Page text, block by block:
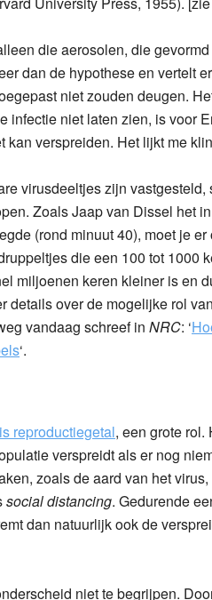
die aerosolen, die
dan de hypothese en vertelt
niet zouden deugen.
infectie niet laten zien, is voor
verspreiden. Het lijkt me
virusdeeltjes zijn vastgesteld,
Zoals Jaap van Dissel het
(rond minuut 40), moet je
die een 100 tot 1000
miljoenen keren kleiner is en
details over de mogelijke rol
vandaag schreef in NRC: ‘
‘.
reproductiegetal, een grote rol.
verspreidt als er nog
zoals de aard van het
social distancing. Gedurende
dan natuurlijk ook de
niet te begrijpen.